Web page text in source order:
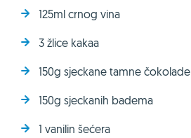
125ml crnog vina
3 žlice kakaa
150g sjeckane tamne čokolade
150g sjeckanih badema
1 vanilin šećera